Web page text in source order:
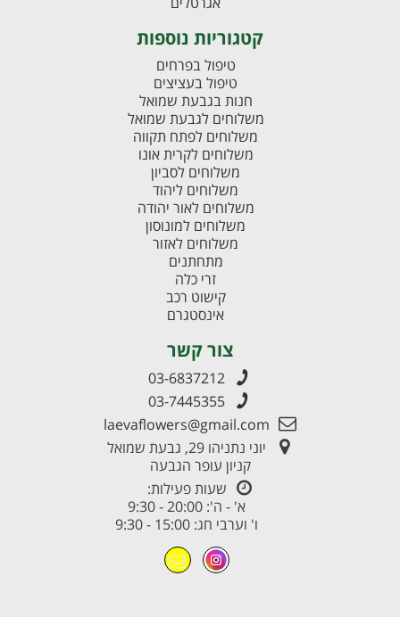
קטגוריות נוספות
טיפול בפרחים
טיפול בעציצים
חנות בגבעת שמואל
משלוחים לגבעת שמואל
משלוחים לפתח תקווה
משלוחים לקרית אונו
משלוחים לסביון
משלוחים ליהוד
משלוחים לאור יהודה
משלוחים למונוסון
משלוחים לאזור
מתחתנים
זרי כלה
קישוט רכב
אינסטגרם
צור קשר
03-6837212
03-7445355
laevaflowers@gmail.com
יוני נתניהו 29, גבעת שמואל
קניון עופר הגבעה
שעות פעילות:
א' - ה': 20:00 - 9:30
ו' וערבי חג: 15:00 - 9:30